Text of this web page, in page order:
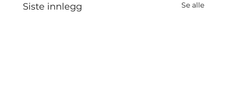
Siste innlegg Se alle